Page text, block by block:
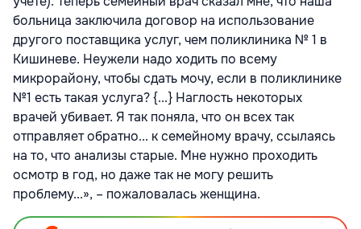
больница заключила договор на использование
другого поставщика услуг, чем поликлиника № 1 в
Кишиневе. Неужели надо ходить по всему
микрорайону, чтобы сдать мочу, если в поликлинике
№1 есть такая услуга? {...} Наглость некоторых
врачей убивает. Я так поняла, что он всех так
отправляет обратно... к семейному врачу, ссылаясь
на то, что анализы старые. Мне нужно проходить
осмотр в год, но даже так не могу решить
проблему...», – пожаловалась женщина.